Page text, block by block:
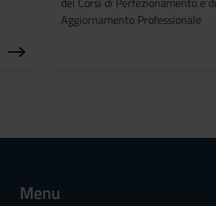
Aggiornamento Professionale
Menu